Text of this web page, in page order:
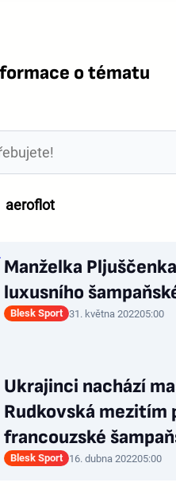
o tématu
aeroflot
Manželka
luxusního
Blesk Sport 31. května 202205:00
Ukrajinci nachází
Rudkovská mezitím
francouzské
Blesk Sport 16. dubna 202205:00